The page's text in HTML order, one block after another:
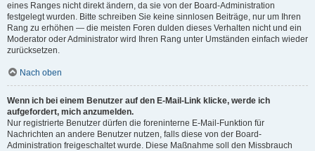
eines Ranges nicht direkt ändern, da sie von der Board-Administration
festgelegt wurden. Bitte schreiben Sie keine sinnlosen Beiträge, nur um Ihren
Rang zu erhöhen — die meisten Foren dulden dieses Verhalten nicht und ein
Moderator oder Administrator wird Ihren Rang unter Umständen einfach wieder
zurücksetzen.
Nach oben
Wenn ich bei einem Benutzer auf den E-Mail-Link klicke, werde ich
aufgefordert, mich anzumelden.
Nur registrierte Benutzer dürfen die foreninterne E-Mail-Funktion für
Nachrichten an andere Benutzer nutzen, falls diese von der Board-
Administration freigeschaltet wurde. Diese Maßnahme soll den Missbrauch